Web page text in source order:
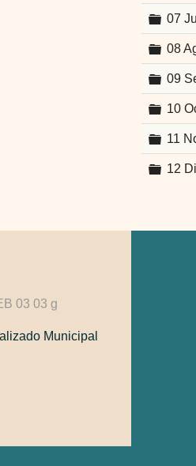
07
08
09
10
11
12
Municipal